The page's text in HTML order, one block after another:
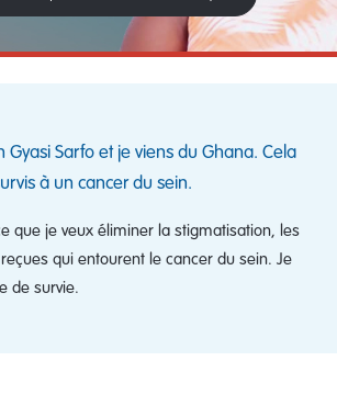
Gyasi Sarfo et je viens du Ghana. Cela
à un cancer du sein.
que je veux éliminer la stigmatisation, les
qui entourent le cancer du sein. Je
de survie.